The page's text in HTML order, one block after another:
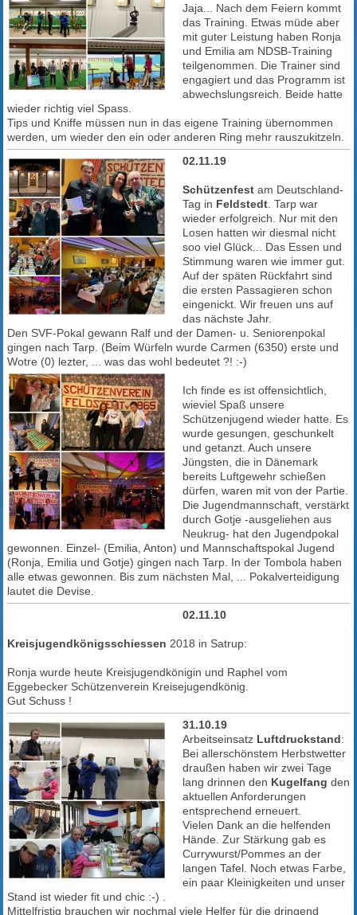
Jaja... Nach dem Feiern kommt
das Training. Etwas müde aber
mit guter Leistung haben Ronja
und Emilia am NDSB-Training
teilgenommen. Die Trainer sind
engagiert und das Programm ist
abwechslungsreich. Beide hatte
wieder richtig viel Spass.
Tips und Kniffe müssen nun in das eigene Training übernommen
werden, um wieder den ein oder anderen Ring mehr rauszukitzeln.
02.11.19
Schützenfestam Deutschland-
Tag in Feldstedt. Tarp war
wieder erfolgreich. Nur mit den
Losen hatten wir diesmal nicht
soo viel Glück... Das Essen und
Stimmung waren wie immer gut.
Auf der späten Rückfahrt sind
die ersten Passagieren schon
eingenickt. Wir freuen uns auf
das nächste Jahr.
Den SVF-Pokal gewann Ralf und der Damen- u. Seniorenpokal
gingen nach Tarp. (Beim Würfeln wurde Carmen (6350) erste und
Wotre (0) lezter, ... was das wohl bedeutet ?! :-)
Ich finde es ist offensichtlich,
wieviel Spaß unsere
Schützenjugend wieder hatte. Es
wurde gesungen, geschunkelt
und getanzt. Auch unsere
Jüngsten, die in Dänemark
bereits Luftgewehr schießen
dürfen, waren mit von der Partie.
Die Jugendmannschaft, verstärkt
durch Gotje -ausgeliehen aus
Neukrug- hat den Jugendpokal
gewonnen. Einzel- (Emilia, Anton) und Mannschaftspokal Jugend
(Ronja, Emilia und Gotje) gingen nach Tarp. In der Tombola haben
alle etwas gewonnen. Bis zum nächsten Mal, ... Pokalverteidigung
lautet die Devise.
02.11.10
Kreisjugendkönigsschiessen 2018 in Satrup:
Ronja wurde heute Kreisjugendkönigin und Raphel vom
Eggebecker Schützenverein Kreisejugendkönig.
Gut Schuss !
31.10.19
Arbeitseinsatz Luftdruckstand:
Bei allerschönstem Herbstwetter
draußen haben wir zwei Tage
lang drinnen den Kugelfang den
aktuellen Anforderungen
entsprechend erneuert.
Vielen Dank an die helfenden
Hände. Zur Stärkung gab es
Currywurst/Pommes an der
langen Tafel. Noch etwas Farbe,
ein paar Kleinigkeiten und unser
Stand ist wieder fit und chic :-) .
Mittelfristig brauchen wir nochmal viele Helfer für die dringend